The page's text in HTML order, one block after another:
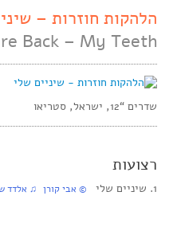
הלהקות חוזרות –
Back – My Teeth
שדרים “12, ישראל, סטריאו
רצועות
1. שיניים שלי © אבי קורן‏ ♫ אלדד